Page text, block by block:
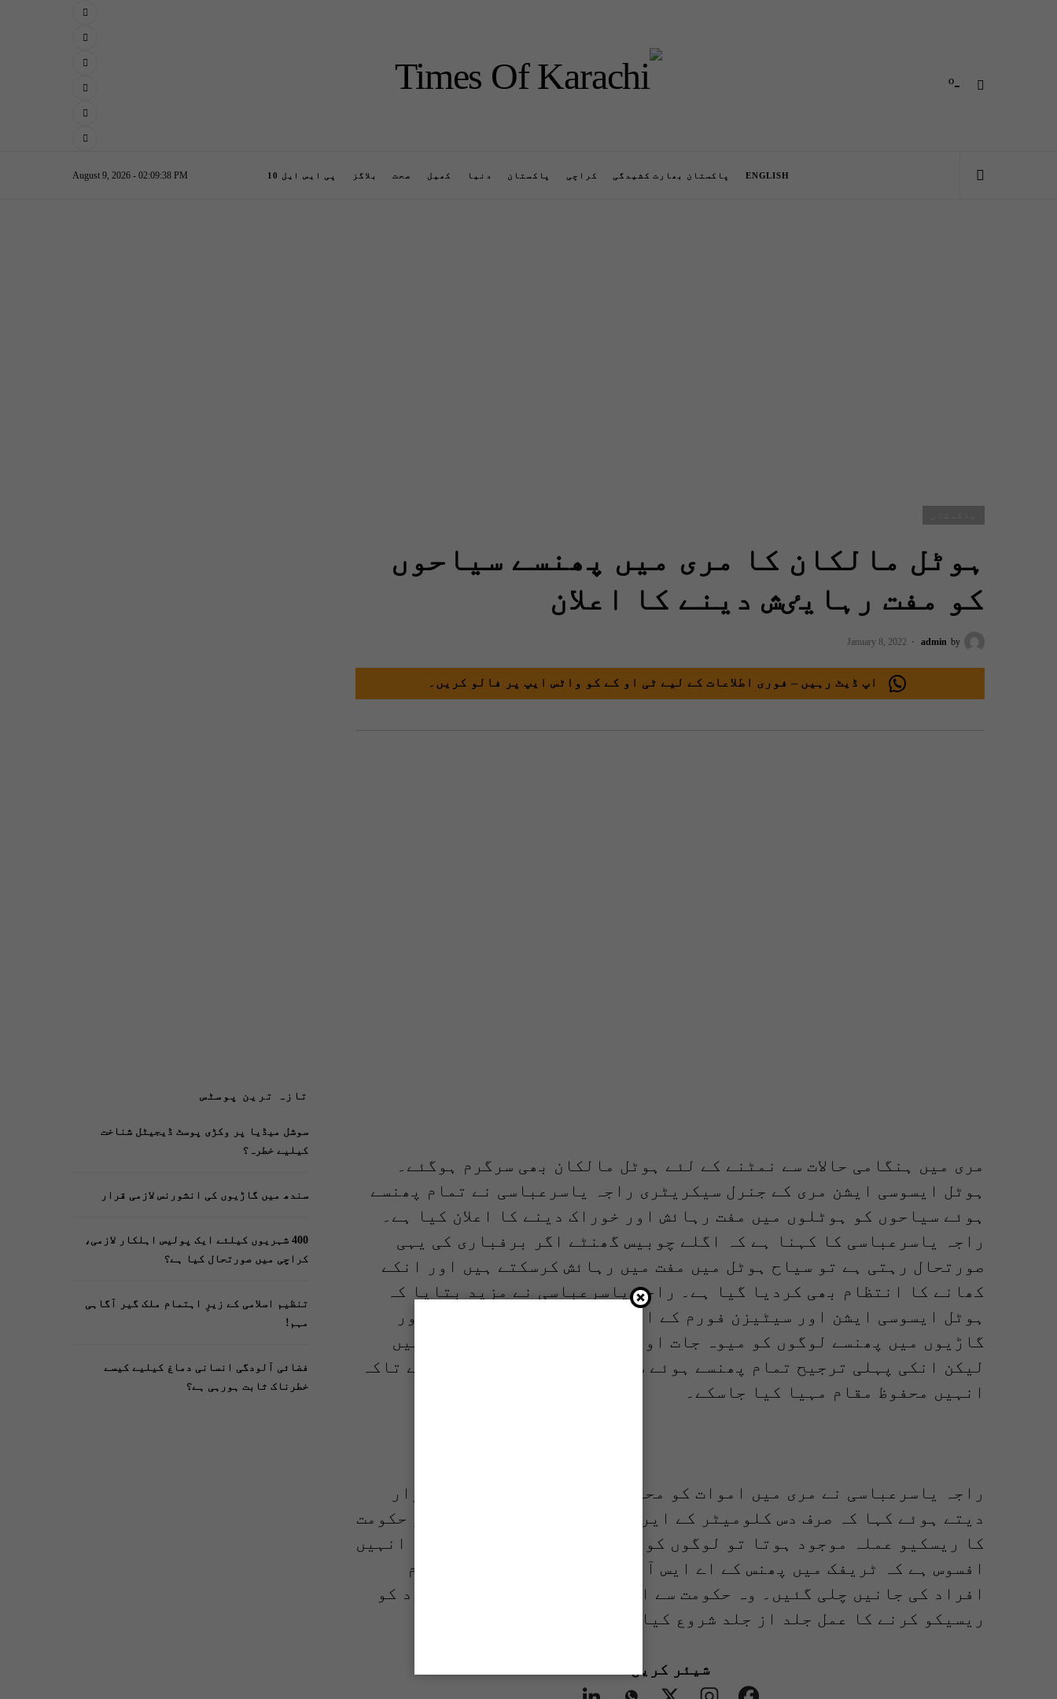
-º
ENGLISH پاکستان بھارت کشیدگی کراچی پاکستان دنیا کھیل صحت بلاگز پی ایس ایل 10 August 9, 2026 - 02:09:39 PM
ہوٹل مالکان کا مری میں پھنسے سیاحوں
کو مفت رہایٸش دینے کا اعلان
by
admin
January 8, 2022
اپ ڈیٹ رہیں – فوری اطلاعات کے لیے ٹی او کے کو واٹس ایپ پر فالو کریں۔
مری میں ہنگامی حالات سے نمٹنے کے لئے ہوٹل مالکان بھی سرگرم ہوگئے۔
ہوٹل ایسوسی ایشن مری کے جنرل سیکریٹری راجہ یاسرعباسی نے تمام پھنسے
ہوئے سیاحوں کو ہوٹلوں میں مفت رہائش اور خوراک دینے کا اعلان کیا ہے۔
راجہ یاسرعباسی کا کہنا ہے کہ اگلے چوبیس گھنٹے اگر برفباری کی یہی
صورتحال رہتی ہے تو سیاح ہوٹل میں مفت میں رہائش کرسکتے ہیں اور انکے
کھانے کا انتظام بھی کردیا گیا ہے۔ راجہ یاسرعباسی نے مزید بتایا کہ
ہوٹل ایسوسی ایشن اور سیٹیزن فورم کے افراد سڑکوں پر موجود ہیں اور
گاڑیوں میں پھنسے لوگوں کو میوہ جات اور کمبل بھی تقسیم کئے گئے ہیں
لیکن انکی پہلی ترجیح تمام پھنسے ہوئے سیاحوں کو ہوٹلوں تک لانا ہے تاکہ
انہیں محفوظ مقام مہیا کیا جاسکے۔
راجہ یاسرعباسی نے مری میں اموات کو محکمانہ اور انتظامی غفلت قرار
دیتے ہوئے کہا کہ صرف دس کلومیٹر کے ایریا میں اموات ہوئی ہیں اگر حکومت
کا ریسکیو عملہ موجود ہوتا تو لوگوں کو باحفاظت نکالا جاسکتا تھا۔ انہیں
افسوس ہے کہ ٹریفک میں پھنس کے اے ایس آئی اسلام پولیس اور دیگر عام
افراد کی جانیں چلی گئیں۔ وہ حکومت سے اپیل کرتے ہیں کہ تمام افراد کو
ریسیکو کرنے کا عمل جلد از جلد شروع کیا جائے۔
شیئر کریں
تازہ ترین پوسٹس
سوشل میڈیا پر وکڑی پوسٹ ڈیجیٹل شناخت
کیلیے خطرہ؟
سندھ میں گاڑیوں کی انشورنس لازمی قرار
400 شہریوں کیلئے ایک پولیس اہلکار لازمی،
کراچی میں صورتحال کیا ہے؟
تنظیم اسلامی کے زیرِ اہتمام ملک گیر آگاہی
مہم!
فضائی آلودگی انسانی دماغ کیلیے کیسے
خطرناک ثابت ہورہی ہے؟